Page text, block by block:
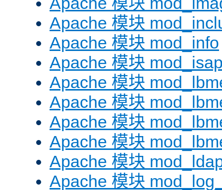
Apache 模块
Apache 模块 mod_info
Apache 模块
Apache 模块
Apache 模块
Apache 模块
Apache 模块
Apache 模块
Apache 模块